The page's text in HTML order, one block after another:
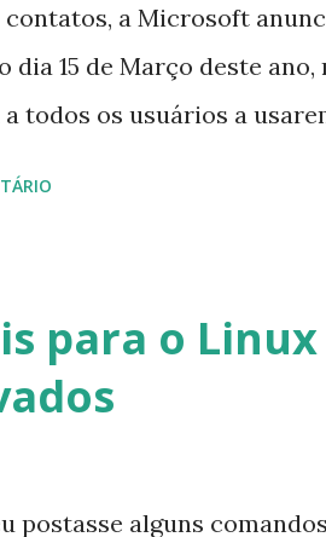
a Microsoft
15 de Março deste ano,
todos os usuários a
que o Windows Live
na versão para
e o Pidgin, que se mostra
para o
postasse alguns